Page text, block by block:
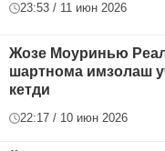
23:53 / 11 июн 2026
Жозе Моуринью
шартнома имзолаш
кетди
22:17 / 10 июн 2026